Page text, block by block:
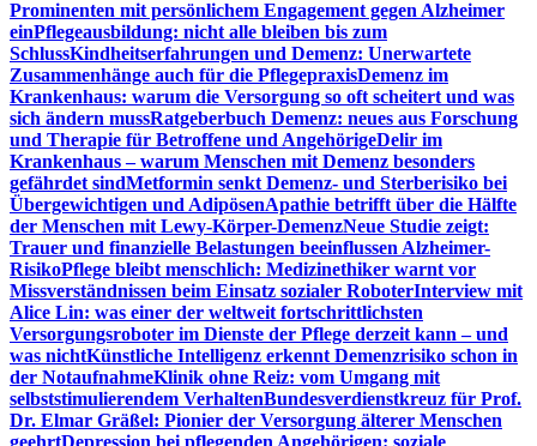
Prominenten mit persönlichem Engagement gegen Alzheimer
einPflegeausbildung: nicht alle bleiben bis zum
SchlussKindheitserfahrungen und Demenz: Unerwartete
Zusammenhänge auch für die PflegepraxisDemenz im
Krankenhaus: warum die Versorgung so oft scheitert und was
sich ändern mussRatgeberbuch Demenz: neues aus Forschung
und Therapie für Betroffene und AngehörigeDelir im
Krankenhaus – warum Menschen mit Demenz besonders
gefährdet sindMetformin senkt Demenz- und Sterberisiko bei
Übergewichtigen und AdipösenApathie betrifft über die Hälfte
der Menschen mit Lewy-Körper-DemenzNeue Studie zeigt:
Trauer und finanzielle Belastungen beeinflussen Alzheimer-
RisikoPflege bleibt menschlich: Medizinethiker warnt vor
Missverständnissen beim Einsatz sozialer RoboterInterview mit
Alice Lin: was einer der weltweit fortschrittlichsten
Versorgungsroboter im Dienste der Pflege derzeit kann – und
was nichtKünstliche Intelligenz erkennt Demenzrisiko schon in
der NotaufnahmeKlinik ohne Reiz: vom Umgang mit
selbststimulierendem VerhaltenBundesverdienstkreuz für Prof.
Dr. Elmar Gräßel: Pionier der Versorgung älterer Menschen
geehrtDepression bei pflegenden Angehörigen: soziale